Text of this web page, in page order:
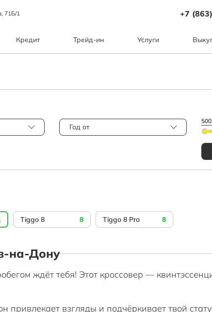
71Б/1 +7
Кредит Трейд-ин Услуги
Год от
Tiggo 8 8 Tiggo 8 Pro 8
на-Дону
ждёт тебя! Этот кроссовер —
взгляды и подчёркивает твой